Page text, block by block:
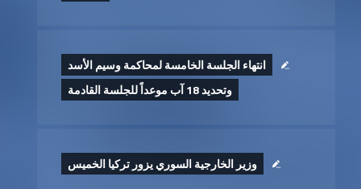
انتهاء الجلسة الخامسة لمحاكمة وسيم الأسد
وتحديد 18 آب موعداً للجلسة القادمة
وزير الخارجية السوري يزور تركيا الخميس